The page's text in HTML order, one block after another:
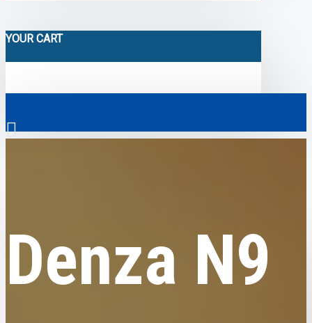
YOUR CART
Електромобілі
Ваш кошик порожній!
Denza N9